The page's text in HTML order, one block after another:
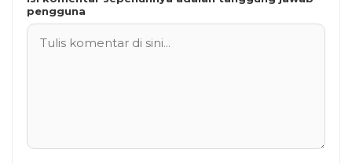
pengguna